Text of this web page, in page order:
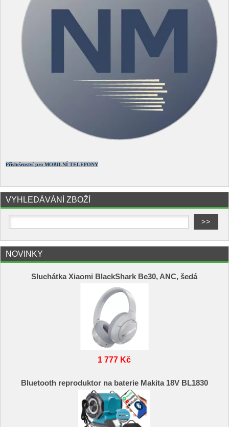
Příslušenství pro MOBILNÍ TELEFONY
VYHLEDÁVÁNÍ ZBOŽÍ
NOVINKY
Sluchátka Xiaomi BlackShark Be30, ANC, šedá
1 777 Kč
Bluetooth reproduktor na baterie Makita 18V BL1830